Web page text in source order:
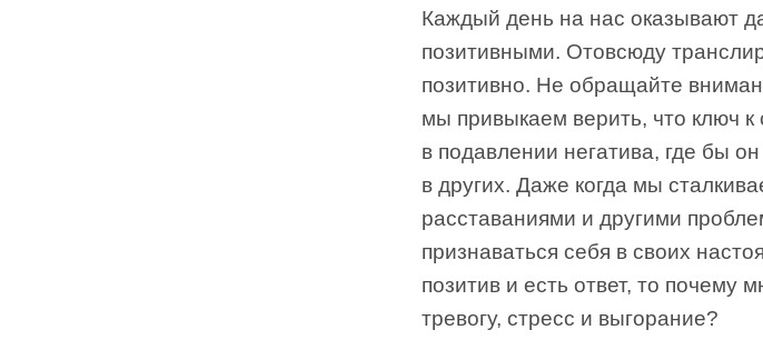
Каждый день на нас оказывают
позитивными. Отовсюду
позитивно. Не обращайте
мы привыкаем верить, что ключ
в подавлении негатива, где бы
в других. Даже когда мы
расставаниями и другими
признаваться себя в своих
позитив и есть ответ, то почему
тревогу, стресс и выгорание?